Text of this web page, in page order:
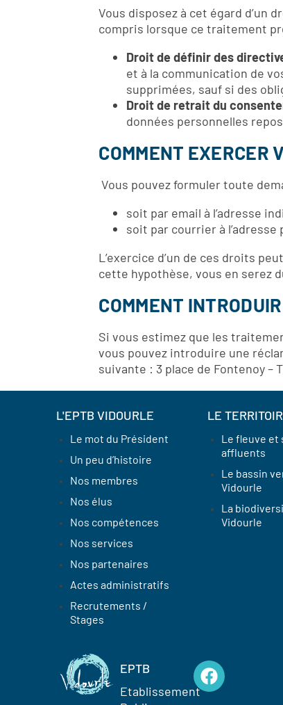
Vous disposez à cet égard d’un
compris lorsque ce traitement
Droit de définir des
et à la communication de
supprimées, sauf si des
Droit de retrait du
données personnelles
COMMENT EXERCER
Vous pouvez formuler toute
soit par email à l’adresse
soit par courrier à l’adresse
L’exercice d’un de ces droits
cette hypothèse, vous en serez
COMMENT
Si vous estimez que les
vous pouvez introduire une
suivante : 3 place de Fontenoy –
L'EPTB VIDOURLE
Le mot du Président
Un peu d’histoire
Nos membres
Nos élus
Nos compétences
Nos services
Nos partenaires
Actes administratifs
Recrutements /
Stages
LE
Le fleuve et
affluents
Le bassin
Vidourle
La
Vidourle
EPTB
Etablissement